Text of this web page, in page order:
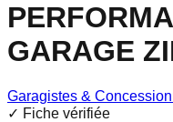
GARAGE
Garagistes &
✓ Fiche vérifiée